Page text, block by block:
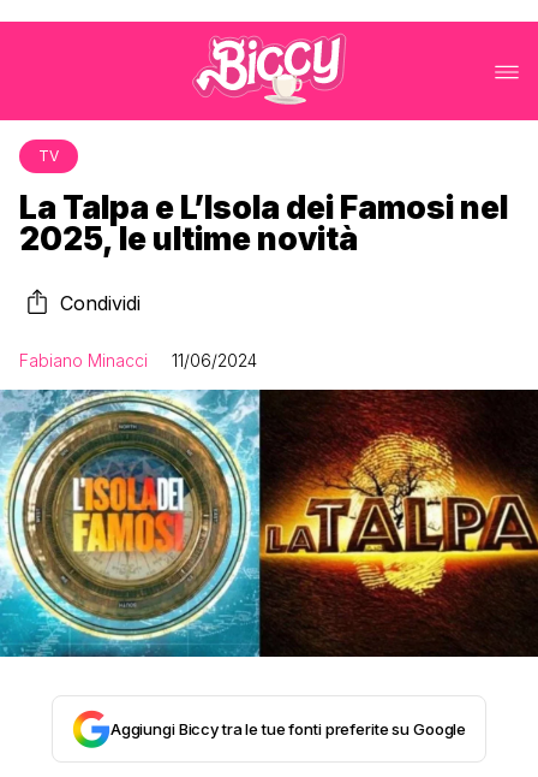
TV
La Talpa e L’Isola dei Famosi nel
2025, le ultime novità
Condividi
Fabiano Minacci 11/06/2024
Aggiungi Biccy tra le tue fonti preferite su Google